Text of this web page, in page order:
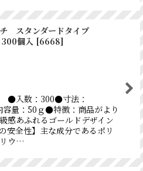
スタンダードタイプ
個入 [6668]
●入数：300●寸法：
量：50ｇ●特徴：商品がより
感あふれるゴールドデザイン
安全性】主な成分であるポリ
ウ…